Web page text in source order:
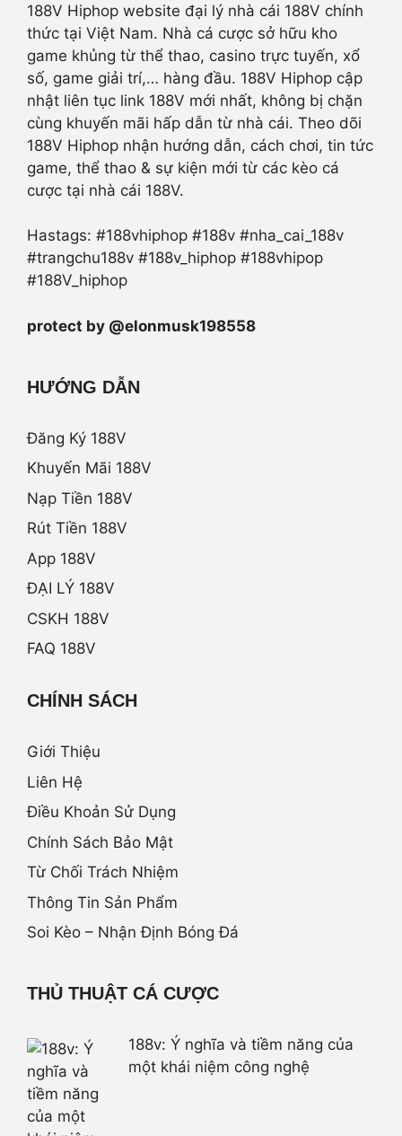
188V Hiphop website đại lý nhà cái 188V chính
thức tại Việt Nam. Nhà cá cược sở hữu kho
game khủng từ thể thao, casino trực tuyến, xổ
số, game giải trí,… hàng đầu. 188V Hiphop cập
nhật liên tục link 188V mới nhất, không bị chặn
cùng khuyến mãi hấp dẫn từ nhà cái. Theo dõi
188V Hiphop nhận hướng dẫn, cách chơi, tin tức
game, thể thao & sự kiện mới từ các kèo cá
cược tại nhà cái 188V.
Hastags: #188vhiphop #188v #nha_cai_188v
#trangchu188v #188v_hiphop #188vhipop
#188V_hiphop
protect by @elonmusk198558
HƯỚNG DẪN
Đăng Ký 188V
Khuyến Mãi 188V
Nạp Tiền 188V
Rút Tiền 188V
App 188V
ĐẠI LÝ 188V
CSKH 188V
FAQ 188V
CHÍNH SÁCH
Giới Thiệu
Liên Hệ
Điều Khoản Sử Dụng
Chính Sách Bảo Mật
Từ Chối Trách Nhiệm
Thông Tin Sản Phẩm
Soi Kèo – Nhận Định Bóng Đá
THỦ THUẬT CÁ CƯỢC
188v: Ý nghĩa và tiềm năng của
một khái niệm công nghệ